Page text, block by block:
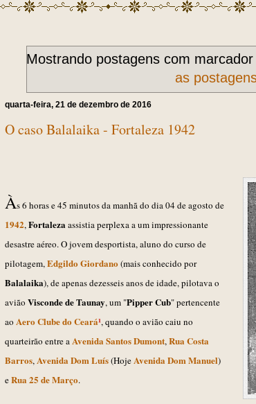
Mostrando postagens com
as
quarta-feira, 21 de dezembro de 2016
O caso Balalaika - Fortaleza 1942
Às 6 horas e 45 minutos da manhã do dia04 de agosto de
1942,Fortalezaassistiaperplexa a um impressionante
desastre aéreo. Ojovem desportista,aluno do curso de
pilotagem,Edgildo Giordano (mais conhecido por
Balalaika), de apenasdezesseisanos de idade, pilotava o
avião Visconde de Taunay, um "PipperCub" pertencente
ao Aero Clube do Ceará¹, quando o avião caiu no
quarteirão entre aAvenida Santos Dumont,Rua Costa
Barros,Avenida Dom Luís(HojeAvenida Dom Manuel)
eRua 25 de Março.